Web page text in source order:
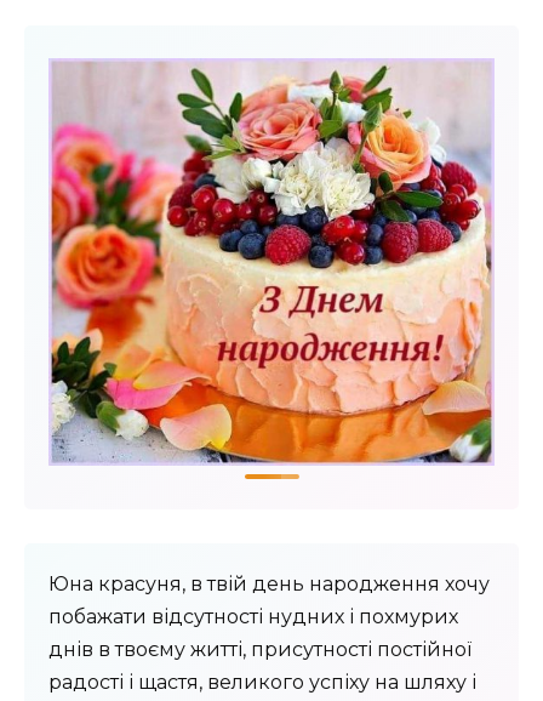
Юна красуня, в твій день народження хочу
побажати відсутності нудних і похмурих
днів в твоєму житті, присутності постійної
радості і щастя, великого успіху на шляху і